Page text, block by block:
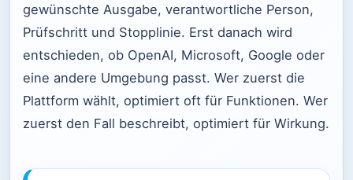
gewünschte Ausgabe, verantwortliche Person,
Prüfschritt und Stopplinie. Erst danach wird
entschieden, ob OpenAI, Microsoft, Google oder
eine andere Umgebung passt. Wer zuerst die
Plattform wählt, optimiert oft für Funktionen. Wer
zuerst den Fall beschreibt, optimiert für Wirkung.